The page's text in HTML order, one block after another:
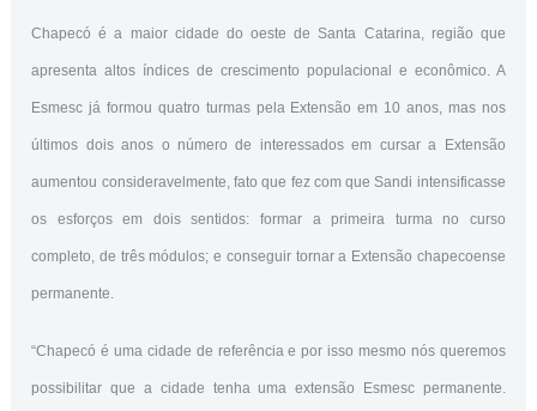
Chapecó é a maior cidade do oeste de Santa Catarina, região que
apresenta altos índices de crescimento populacional e econômico. A
Esmesc já formou quatro turmas pela Extensão em 10 anos, mas nos
últimos dois anos o número de interessados em cursar a Extensão
aumentou consideravelmente, fato que fez com que Sandi intensificasse
os esforços em dois sentidos: formar a primeira turma no curso
completo, de três módulos; e conseguir tornar a Extensão chapecoense
permanente.
“Chapecó é uma cidade de referência e por isso mesmo nós queremos
possibilitar que a cidade tenha uma extensão Esmesc permanente.